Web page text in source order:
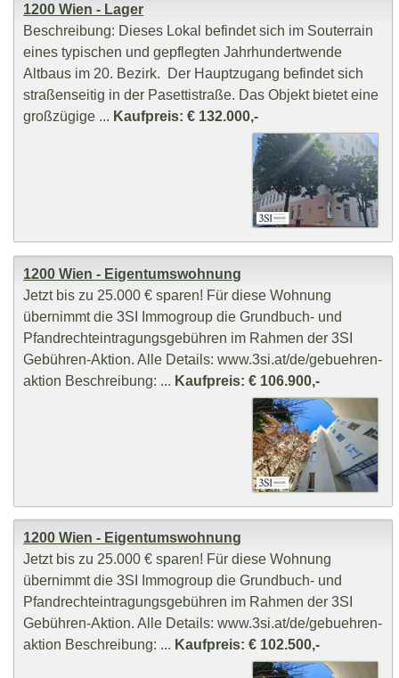
1200 Wien - Lager
Beschreibung: Dieses Lokal befindet sich im Souterrain
eines typischen und gepflegten Jahrhundertwende
Altbaus im 20. Bezirk. Der Hauptzugang befindet sich
straßenseitig in der Pasettistraße. Das Objekt bietet eine
großzügige ... Kaufpreis: € 132.000,-
1200 Wien - Eigentumswohnung
Jetzt bis zu 25.000 € sparen! Für diese Wohnung
übernimmt die 3SI Immogroup die Grundbuch- und
Pfandrechteintragungsgebühren im Rahmen der 3SI
Gebühren-Aktion. Alle Details: www.3si.at/de/gebuehren-
aktion Beschreibung: ... Kaufpreis: € 106.900,-
1200 Wien - Eigentumswohnung
Jetzt bis zu 25.000 € sparen! Für diese Wohnung
übernimmt die 3SI Immogroup die Grundbuch- und
Pfandrechteintragungsgebühren im Rahmen der 3SI
Gebühren-Aktion. Alle Details: www.3si.at/de/gebuehren-
aktion Beschreibung: ... Kaufpreis: € 102.500,-